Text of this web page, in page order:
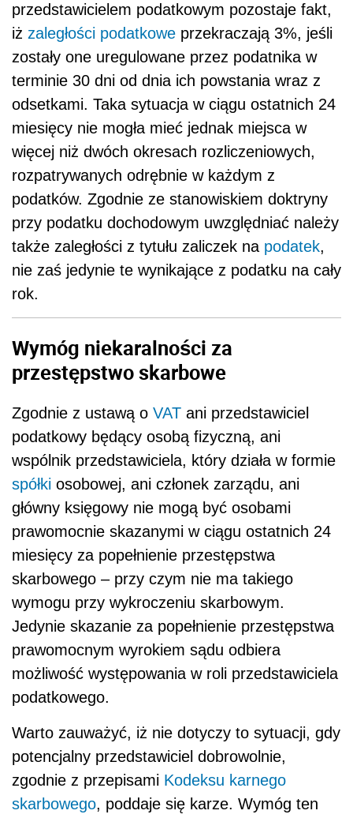
przedstawicielem podatkowym pozostaje fakt,
iż zaległości podatkowe przekraczają 3%, jeśli
zostały one uregulowane przez podatnika w
terminie 30 dni od dnia ich powstania wraz z
odsetkami. Taka sytuacja w ciągu ostatnich 24
miesięcy nie mogła mieć jednak miejsca w
więcej niż dwóch okresach rozliczeniowych,
rozpatrywanych odrębnie w każdym z
podatków. Zgodnie ze stanowiskiem doktryny
przy podatku dochodowym uwzględniać należy
także zaległości z tytułu zaliczek na podatek,
nie zaś jedynie te wynikające z podatku na cały
rok.
Wymóg niekaralności za
przestępstwo skarbowe
Zgodnie z ustawą o VAT ani przedstawiciel
podatkowy będący osobą fizyczną, ani
wspólnik przedstawiciela, który działa w formie
spółki osobowej, ani członek zarządu, ani
główny księgowy nie mogą być osobami
prawomocnie skazanymi w ciągu ostatnich 24
miesięcy za popełnienie przestępstwa
skarbowego – przy czym nie ma takiego
wymogu przy wykroczeniu skarbowym.
Jedynie skazanie za popełnienie przestępstwa
prawomocnym wyrokiem sądu odbiera
możliwość występowania w roli przedstawiciela
podatkowego.
Warto zauważyć, iż nie dotyczy to sytuacji, gdy
potencjalny przedstawiciel dobrowolnie,
zgodnie z przepisami Kodeksu karnego
skarbowego, poddaje się karze. Wymóg ten